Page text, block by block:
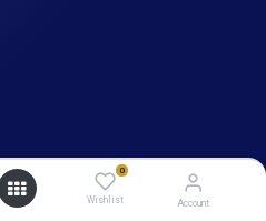
0
Wishlist Account